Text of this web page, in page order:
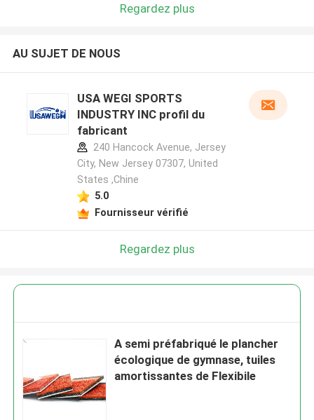
Regardez plus
AU SUJET DE NOUS
USA WEGI SPORTS
INDUSTRY INC profil du
fabricant
240 Hancock Avenue, Jersey
City, New Jersey 07307, United
States ,Chine
5.0
Fournisseur vérifié
Regardez plus
A semi préfabriqué le plancher
écologique de gymnase, tuiles
amortissantes de Flexibile